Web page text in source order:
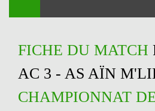
FICHE DU MATCH
AC 3 - AS AÏN
CHAMPIONNAT